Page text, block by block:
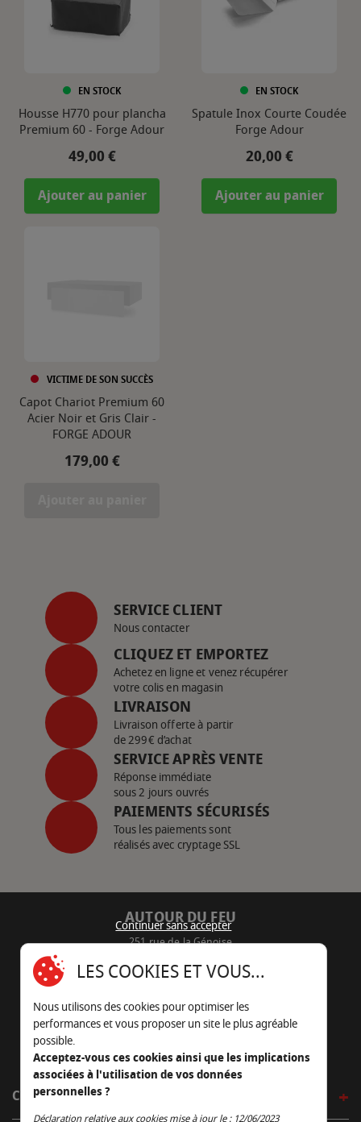
EN STOCK
Housse H770 pour plancha
Premium 60 - Forge Adour
Prix
49,00 €
Ajouter au panier
EN STOCK
Spatule Inox Courte Coudée
Forge Adour
Prix
20,00 €
Ajouter au panier
VICTIME DE SON SUCCÈS
Capot Chariot Premium 60
Acier Noir et Gris Clair -
FORGE ADOUR
Prix
179,00 €
SERVICE CLIENT
Nous contacter
CLIQUEZ ET EMPORTEZ
Achetez en ligne et venez récupérer
votre colis en magasin
LIVRAISON
Livraison offerte à partir
de 299€ d’achat
SERVICE APRÈS VENTE
Réponse immédiate
sous 2 jours ouvrés
PAIEMENTS SÉCURISÉS
Tous les paiements sont
réalisés avec cryptage SSL
AUTOUR DU FEU
251 rue de la Génoise
05 45 22 98 09
Nous envoyer un e-mail
CÔTÉ OUTDOOR
Continuer sans accepter
LES COOKIES ET VOUS...
Nous utilisons des cookies pour optimiser les
performances et vous proposer un site le plus agréable
possible.
Acceptez-vous ces cookies ainsi que les implications
associées à l'utilisation de vos données
personnelles ?
Déclaration relative aux cookies mise à jour le : 12/06/2023